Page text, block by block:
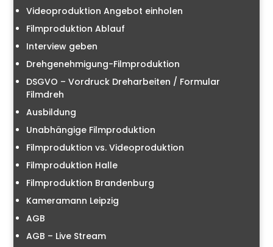
Videoproduktion Angebot einholen
Filmproduktion Ablauf
Interview geben
Drehgenehmigung-Filmproduktion
DSGVO – Vordruck Dreharbeiten / Formular
Filmdreh
Ausbildung
Unabhängige Filmproduktion
Filmproduktion vs. Videoproduktion
Filmproduktion Halle
Filmproduktion Brandenburg
Kameramann Leipzig
AGB
AGB – Live Stream